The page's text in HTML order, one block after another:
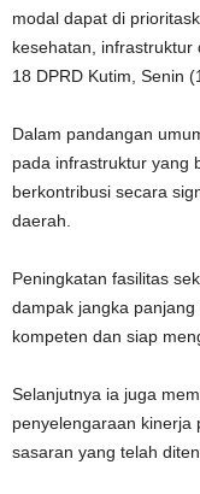
modal dapat di
kesehatan, infrastruktur
18 DPRD Kutim, Senin
Dalam pandangan
pada infrastruktur yang
berkontribusi secara
daerah.
Peningkatan fasilitas
dampak jangka
kompeten dan siap
Selanjutnya ia juga
penyelengaraan kinerja
sasaran yang telah